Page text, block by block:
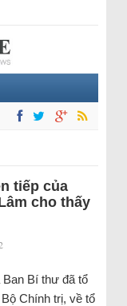
tiếp của
cho thấy
Ban Bí thư đã tổ
Chính trị, về tổ